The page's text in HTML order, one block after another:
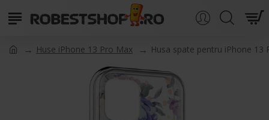
Huse iPhone 13 Pro Max Husa spate pentru iPhone 13